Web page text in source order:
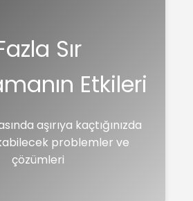
Sır
Etkileri
aşırıya kaçtığınızda
problemler ve
çözümleri